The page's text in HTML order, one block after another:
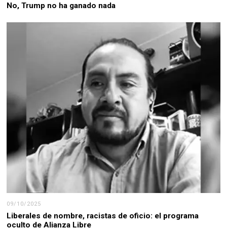
No, Trump no ha ganado nada
09/10/2025
Liberales de nombre, racistas de oficio: el programa
oculto de Alianza Libre